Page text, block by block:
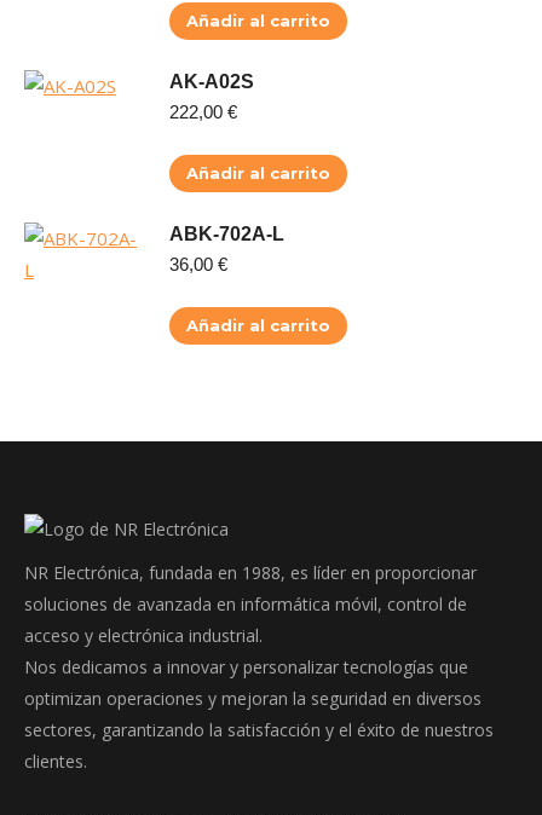
Añadir al carrito
AK-A02S
222,00 €
Añadir al carrito
ABK-702A-L
36,00 €
Añadir al carrito
NR Electrónica, fundada en 1988, es líder en proporcionar
soluciones de avanzada en informática móvil, control de
acceso y electrónica industrial.
Nos dedicamos a innovar y personalizar tecnologías que
optimizan operaciones y mejoran la seguridad en diversos
sectores, garantizando la satisfacción y el éxito de nuestros
clientes.